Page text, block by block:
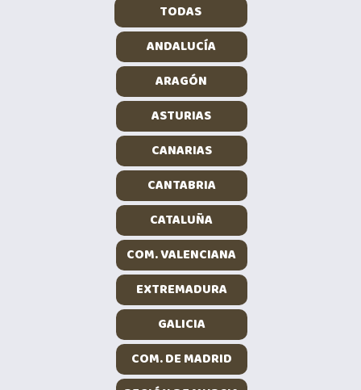
TODAS
ANDALUCÍA
ARAGÓN
ASTURIAS
CANARIAS
CANTABRIA
CATALUÑA
COM. VALENCIANA
EXTREMADURA
GALICIA
COM. DE MADRID